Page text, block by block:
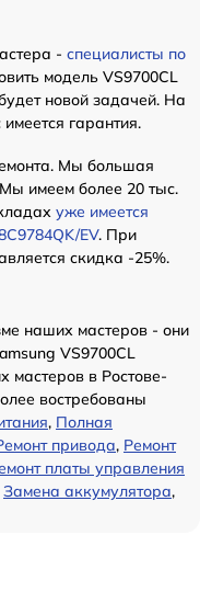
- специалисты по
модель VS9700CL
новой задачей. На
гарантия.
Мы большая
Мы имеем более 20 тыс.
уже имеется
EV. При
скидка -25%.
наших мастеров - они
VS9700CL
мастеров в Ростове-
востребованы
, Полная
привода, Ремонт
платы управления
Замена аккумулятора,